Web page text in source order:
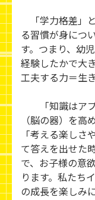
「学力格差」
る習慣が身につ
す。つまり、幼
経験したかで大
工夫する力＝生
「知識はアプ
（脳の器）を高
「考える楽しさ
て答えを出せた
で、お子様の意
ります。私たち
の成長を楽しみ